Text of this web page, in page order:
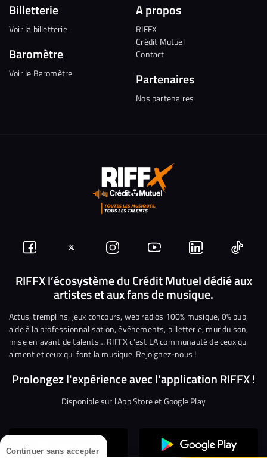
Continuer sans accepter
Billetterie
Voir la billetterie
Baromètre
Voir le Baromètre
A propos
RIFFX
Crédit Mutuel
Contact
Partenaires
Nos partenaires
Suivez-
nous
Facebook
Suivez-
nous
sur
Twitter
Nous
rejoindre
sur
Instagram
Nous
rejoindre
sur
YouTube
Nous
rejoindre
sur
Linkedin
Nous
RIFFX l’écosystème du Crédit Mutuel dédié aux
artistes et aux fans de musique.
Actus, tremplins, jeux concours, web radios 100% musique, 0% pub,
aide à la professionnalisation, événements, billetterie, mur du son,
mise en avant de talents… RIFFX c’est LA communauté de ceux qui
aiment et ceux qui font la musique. Rejoignez-nous !
Prolongez l'expérience avec l'application RIFFX !
Disponible sur l'App Store et Google Play